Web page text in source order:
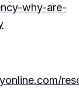
why-are-